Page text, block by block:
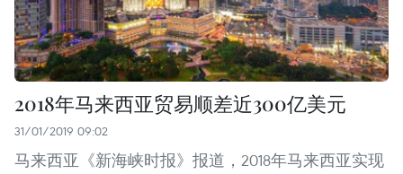
2018年马来西亚贸易顺差近300亿美元
31/01/2019 09:02
马来西亚《新海峡时报》报道，2018年马来西亚实现